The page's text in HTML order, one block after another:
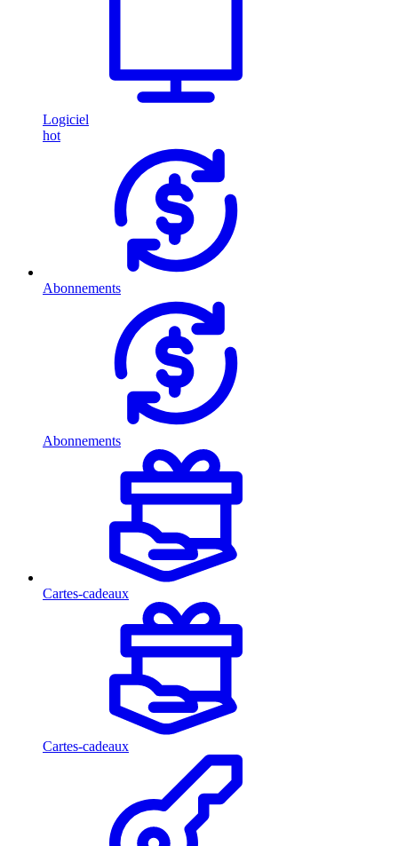
Logiciel
hot
Abonnements
Abonnements
Cartes-cadeaux
Cartes-cadeaux